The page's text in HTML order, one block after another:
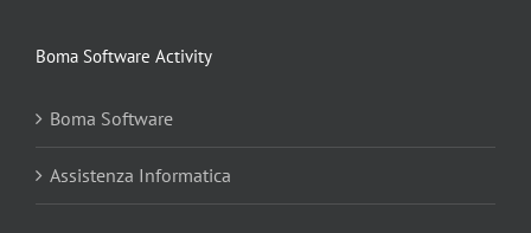
Boma Software Activity
Boma Software
Assistenza Informatica